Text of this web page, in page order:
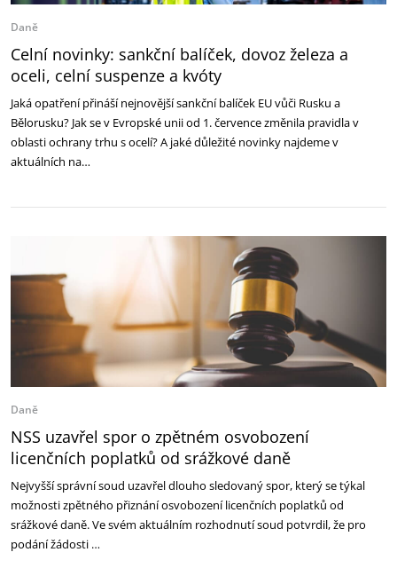
Daně
Celní novinky: sankční balíček, dovoz železa a
oceli, celní suspenze a kvóty
Jaká opatření přináší nejnovější sankční balíček EU vůči Rusku a
Bělorusku? Jak se v Evropské unii od 1. července změnila pravidla v
oblasti ochrany trhu s ocelí? A jaké důležité novinky najdeme v
aktuálních na…
Daně
NSS uzavřel spor o zpětném osvobození
licenčních poplatků od srážkové daně
Nejvyšší správní soud uzavřel dlouho sledovaný spor, který se týkal
možnosti zpětného přiznání osvobození licenčních poplatků od
srážkové daně. Ve svém aktuálním rozhodnutí soud potvrdil, že pro
podání žádosti …